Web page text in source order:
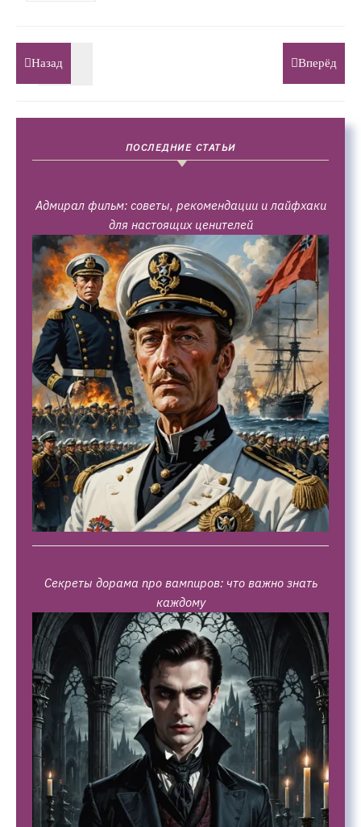
Назад Вперёд
ПОСЛЕДНИЕ СТАТЬИ
Адмирал фильм: советы, рекомендации и лайфхаки
для настоящих ценителей
Секреты дорама про вампиров: что важно знать
каждому